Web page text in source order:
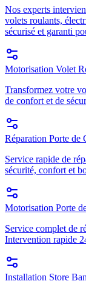
Nos experts
volets roulants,
sécurisé et garanti
Motorisation Volet
Transformez votre
de confort et de
Réparation Porte de
Service rapide de
sécurité, confort et
Motorisation Porte
Service complet de
Intervention rapide
Installation Store